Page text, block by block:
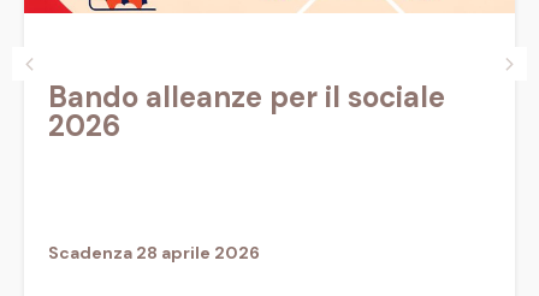
Bando alleanze per il sociale
2026
Scadenza 28 aprile 2026